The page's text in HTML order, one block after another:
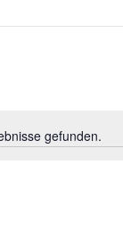
gefunden.